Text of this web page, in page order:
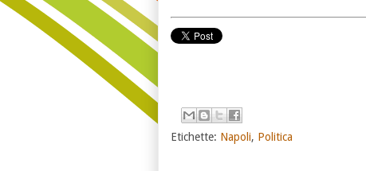
Etichette: Napoli, Politica